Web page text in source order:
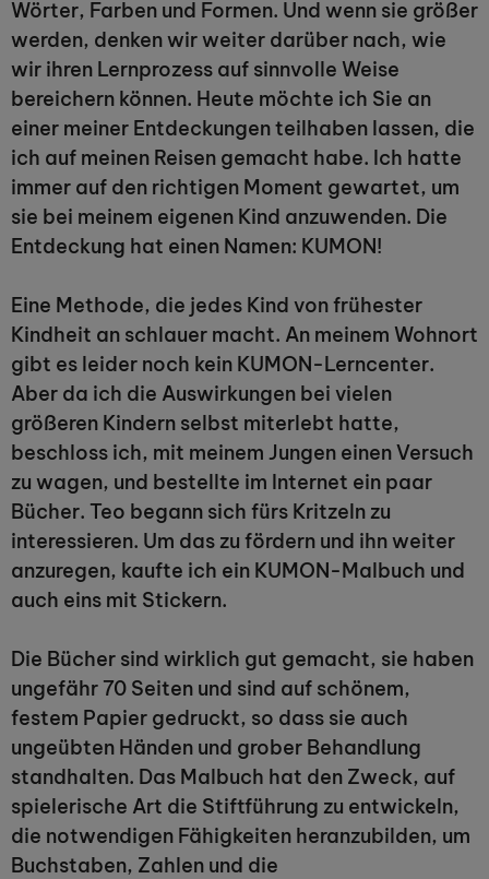
Wörter, Farben und Formen. Und wenn sie größer
werden, denken wir weiter darüber nach, wie
wir ihren Lernprozess auf sinnvolle Weise
bereichern können. Heute möchte ich Sie an
einer meiner Entdeckungen teilhaben lassen, die
ich auf meinen Reisen gemacht habe. Ich hatte
immer auf den richtigen Moment gewartet, um
sie bei meinem eigenen Kind anzuwenden. Die
Entdeckung hat einen Namen: KUMON!
Eine Methode, die jedes Kind von frühester
Kindheit an schlauer macht. An meinem Wohnort
gibt es leider noch kein KUMON-Lerncenter.
Aber da ich die Auswirkungen bei vielen
größeren Kindern selbst miterlebt hatte,
beschloss ich, mit meinem Jungen einen Versuch
zu wagen, und bestellte im Internet ein paar
Bücher. Teo begann sich fürs Kritzeln zu
interessieren. Um das zu fördern und ihn weiter
anzuregen, kaufte ich ein KUMON-Malbuch und
auch eins mit Stickern.
Die Bücher sind wirklich gut gemacht, sie haben
ungefähr 70 Seiten und sind auf schönem,
festem Papier gedruckt, so dass sie auch
ungeübten Händen und grober Behandlung
standhalten. Das Malbuch hat den Zweck, auf
spielerische Art die Stiftführung zu entwickeln,
die notwendigen Fähigkeiten heranzubilden, um
Buchstaben, Zahlen und die